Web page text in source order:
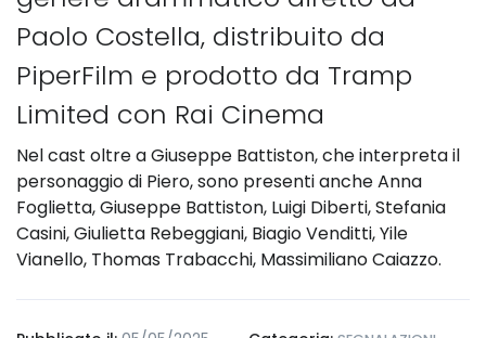
Paolo Costella, distribuito da
PiperFilm e prodotto da Tramp
Limited con Rai Cinema
Nel cast oltre a Giuseppe Battiston, che interpreta il
personaggio di Piero, sono presenti anche Anna
Foglietta, Giuseppe Battiston, Luigi Diberti, Stefania
Casini, Giulietta Rebeggiani, Biagio Venditti, Yile
Vianello, Thomas Trabacchi, Massimiliano Caiazzo.